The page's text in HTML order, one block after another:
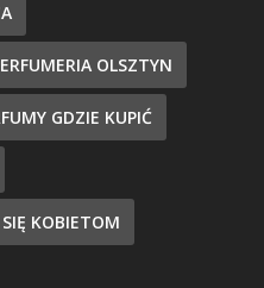
OLSZTYN
GDZIE KUPIĆ
KOBIETOM